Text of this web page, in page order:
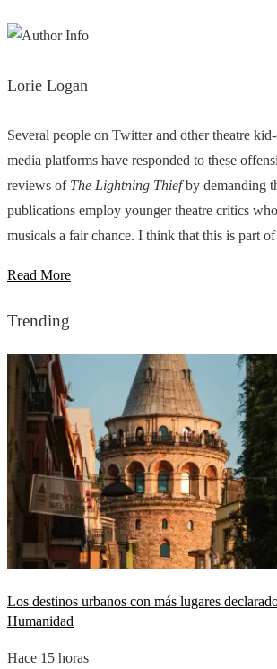
Lorie Logan
Several people on Twitter and other theatre
media platforms have responded to these
reviews of The Lightning Thiefby demanding
publications employ younger theatre critics
musicals a fair chance. I think that this is part
Read More
Trending
Los destinos urbanos con más lugares
Humanidad
Hace 15 horas